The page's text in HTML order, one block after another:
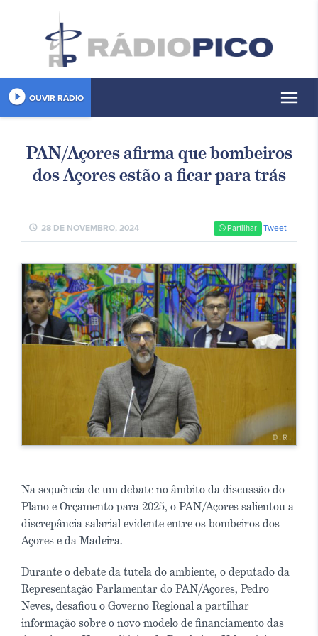
play_circle_filled OUVIR RÁDIO menu
PAN/Açores afirma que bombeiros
dos Açores estão a ficar para trás
schedule 28 DE NOVEMBRO, 2024 Partilhar Tweet
Na sequência de um debate no âmbito da discussão do
Plano e Orçamento para 2025, o PAN/Açores salientou a
discrepância salarial evidente entre os bombeiros dos
Açores e da Madeira.
Durante o debate da tutela do ambiente, o deputado da
Representação Parlamentar do PAN/Açores, Pedro
Neves, desafiou o Governo Regional a partilhar
informação sobre o novo modelo de financiamento das